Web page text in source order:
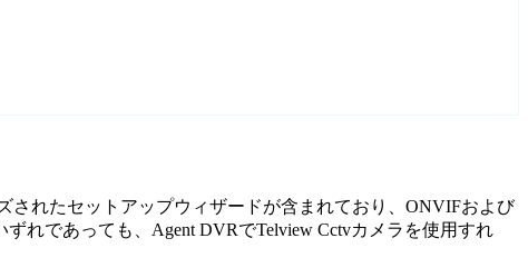
されたセットアップウィザードが含まれており、ONVIFおよび
れであっても、Agent DVRでTelview Cctvカメラを使用すれ